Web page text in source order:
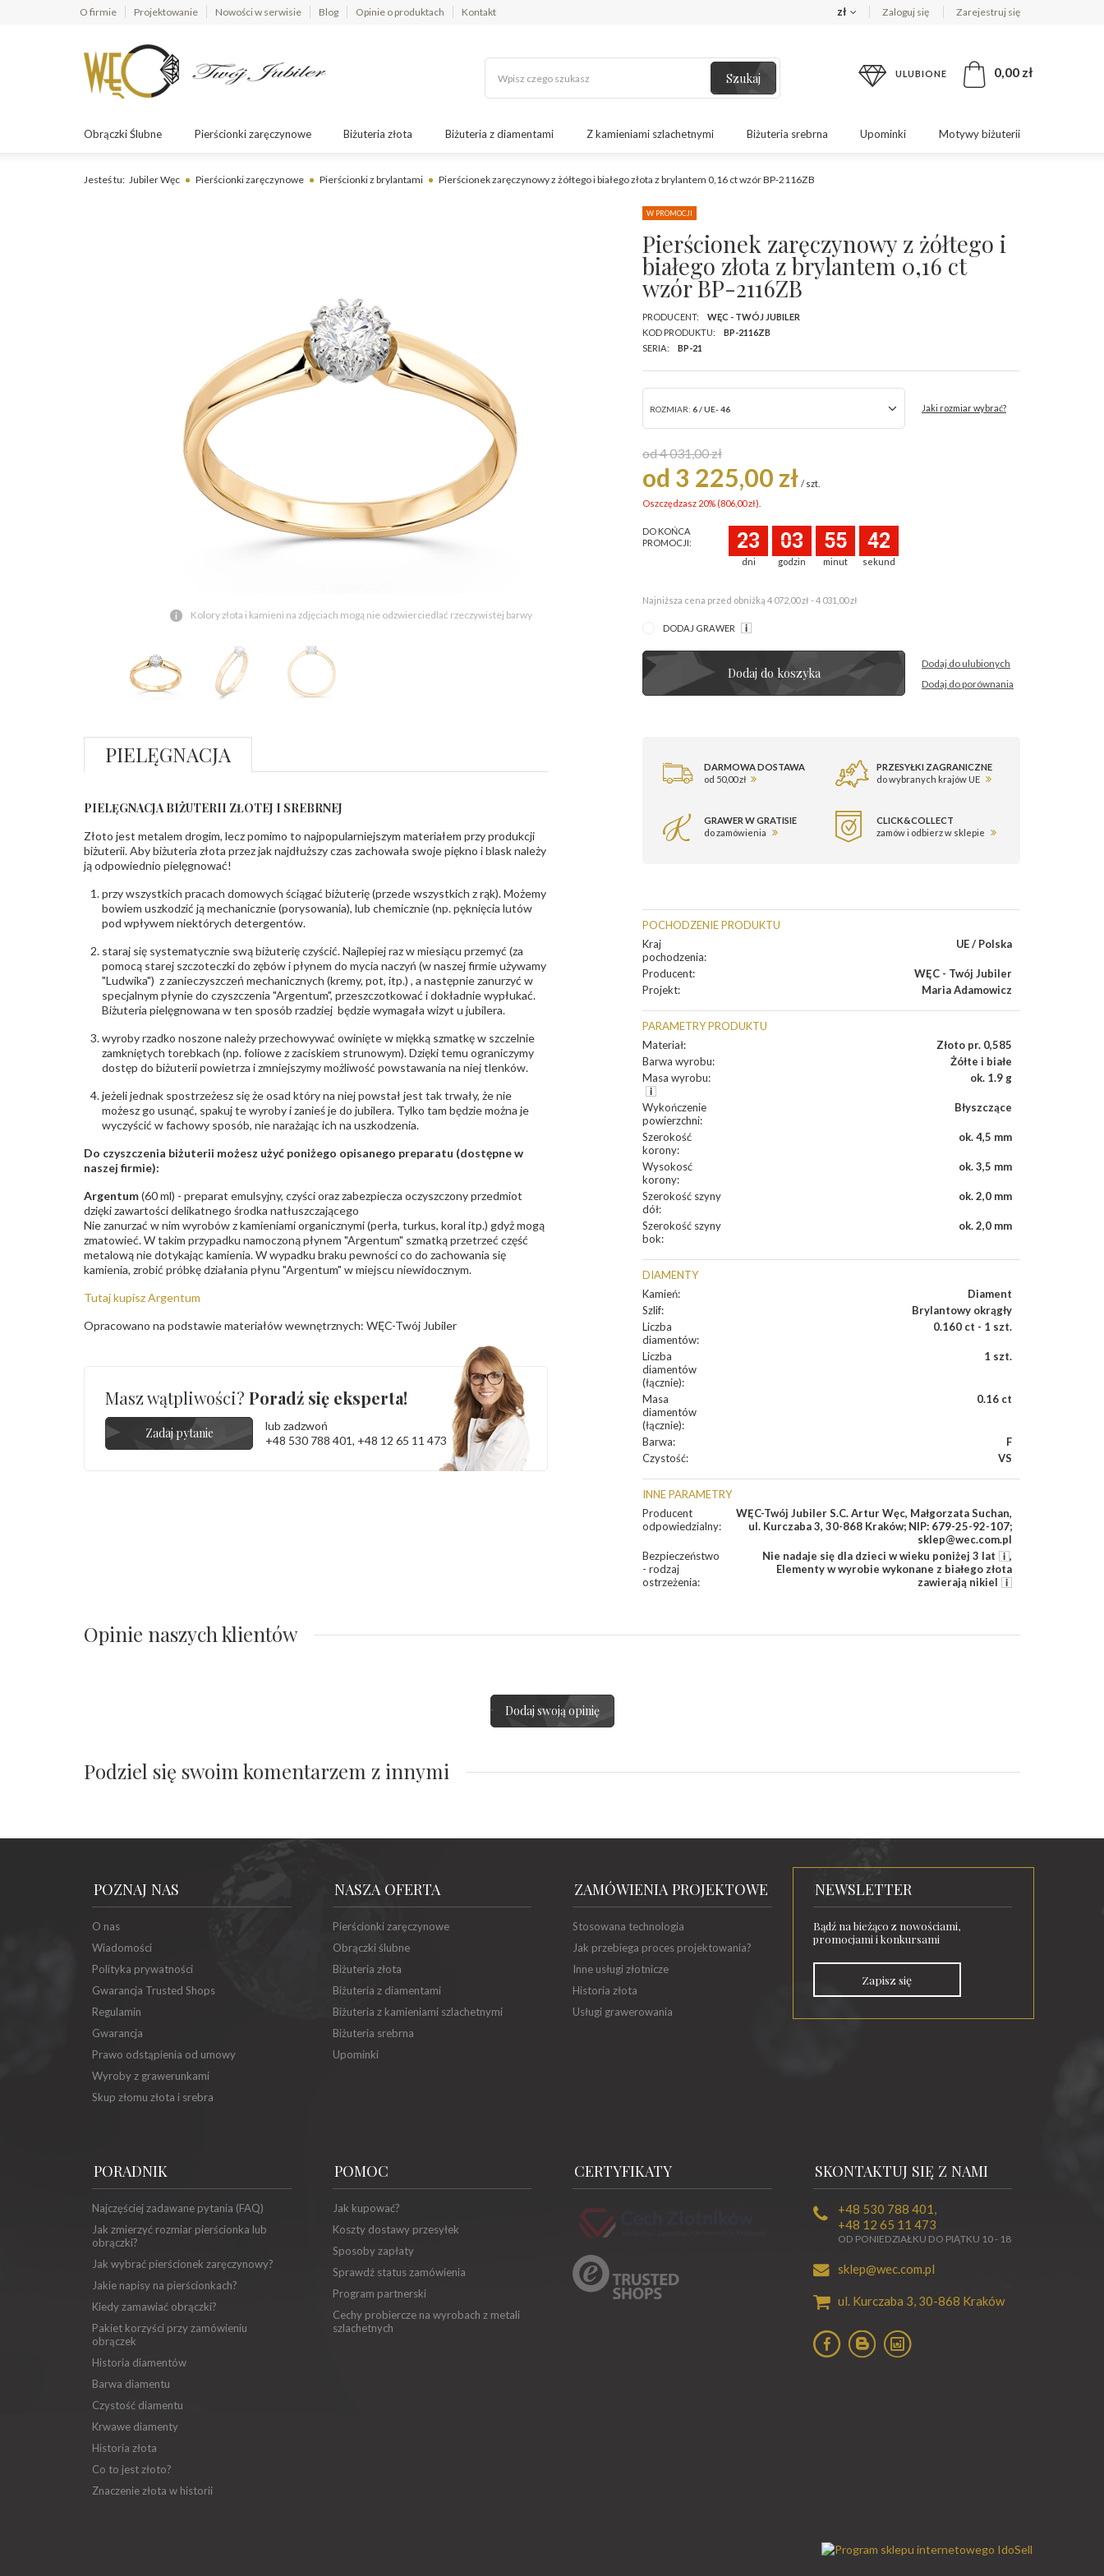
O firmie Projektowanie Nowości w serwisie Blog Opinie o produktach Kontakt zł Zaloguj się Zarejestruj się
Szukaj ULUBIONE 0,00 zł
Obrączki Ślubne Pierścionki zaręczynowe Biżuteria złota Biżuteria z diamentami Z kamieniami szlachetnymi Biżuteria srebrna Upominki Motywy biżuterii
Jesteś tu: Jubiler Węc Pierścionki zaręczynowe Pierścionki z brylantami Pierścionek zaręczynowy z żółtego i białego złota z brylantem 0,16 ct wzór BP-2116ZB
Kolory złota i kamieni na zdjęciach mogą nie odzwierciedlać rzeczywistej barwy
W PROMOCJI
Pierścionek zaręczynowy z żółtego i
białego złota z brylantem 0,16 ct
wzór BP-2116ZB
PRODUCENT:
WĘC - TWÓJ JUBILER
KOD PRODUKTU:
BP-2116ZB
SERIA:
BP-21
ROZMIAR: 6 / UE- 46 Jaki rozmiar wybrać?
od 4 031,00 zł
od 3 225,00 zł / szt.
Oszczędzasz 20% (806,00 zł).
DO KOŃCA
PROMOCJI:
dni
23
godzin
03
minut
55
sekund
42
Najniższa cena przed obniżką 4 072,00 zł - 4 031,00 zł
DODAJ GRAWER
Dodaj do koszyka
Dodaj do ulubionych
Dodaj do porównania
DARMOWA DOSTAWA
od 50,00 zł
PRZESYŁKI ZAGRANICZNE
do wybranych krajów UE
GRAWER W GRATISIE
do zamówienia
CLICK&COLLECT
zamów i odbierz w sklepie
POCHODZENIE PRODUKTU
Kraj
pochodzenia:
UE / Polska
Producent:
WĘC - Twój Jubiler
Projekt: Maria Adamowicz
PARAMETRY PRODUKTU
Materiał:
Złoto pr. 0,585
Barwa wyrobu:
Żółte i białe
Masa wyrobu: ok. 1.9 g
Wykończenie
powierzchni:
Błyszczące
Szerokość
korony:
ok. 4,5 mm
Wysokosć
korony:
ok. 3,5 mm
Szerokość szyny
dół:
ok. 2,0 mm
Szerokość szyny
bok:
ok. 2,0 mm
DIAMENTY
Kamień:
Diament
Szlif:
Brylantowy okrągły
Liczba
diamentów:
0.160 ct - 1 szt.
Liczba
diamentów
(łącznie):
1 szt.
Masa
diamentów
(łącznie):
0.16 ct
Barwa:
F
Czystość: VS
INNE PARAMETRY
Producent
odpowiedzialny:
WĘC-Twój Jubiler S.C. Artur Węc, Małgorzata Suchan,
ul. Kurczaba 3, 30-868 Kraków; NIP: 679-25-92-107;
sklep@wec.com.pl
Bezpieczeństwo
- rodzaj
ostrzeżenia:
Nie nadaje się dla dzieci w wieku poniżej 3 lat
,
Elementy w wyrobie wykonane z białego złota
zawierają nikiel
PIELĘGNACJA
PIELĘGNACJA BIŻUTERII ZŁOTEJ I SREBRNEJ
Złoto jest metalem drogim, lecz pomimo to najpopularniejszym materiałem przy produkcji
biżuterii. Aby biżuteria złota przez jak najdłuższy czas zachowała swoje piękno i blask należy
ją odpowiednio pielęgnować!
przy wszystkich pracach domowych ściągać biżuterię (przede wszystkich z rąk). Możemy
bowiem uszkodzić ją mechanicznie (porysowania), lub chemicznie (np. pęknięcia lutów
pod wpływem niektórych detergentów.
staraj się systematycznie swą biżuterię czyścić. Najlepiej raz w miesiącu przemyć (za
pomocą starej szczoteczki do zębów i płynem do mycia naczyń (w naszej firmie używamy
"Ludwika") z zanieczyszczeń mechanicznych (kremy, pot, itp.) , a następnie zanurzyć w
specjalnym płynie do czyszczenia "Argentum", przeszczotkować i dokładnie wypłukać.
Biżuteria pielęgnowana w ten sposób rzadziej będzie wymagała wizyt u jubilera.
wyroby rzadko noszone należy przechowywać owinięte w miękką szmatkę w szczelnie
zamkniętych torebkach (np. foliowe z zaciskiem strunowym). Dzięki temu ograniczymy
dostęp do biżuterii powietrza i zmniejszymy możliwość powstawania na niej tlenków.
jeżeli jednak spostrzeżesz się że osad który na niej powstał jest tak trwały, że nie
możesz go usunąć, spakuj te wyroby i zanieś je do jubilera. Tylko tam będzie można je
wyczyścić w fachowy sposób, nie narażając ich na uszkodzenia.
Do czyszczenia biżuterii możesz użyć poniżego opisanego preparatu (dostępne w
naszej firmie):
Argentum(60 ml) - preparat emulsyjny, czyści oraz zabezpiecza oczyszczony przedmiot
dzięki zawartości delikatnego środka natłuszczającego
Nie zanurzać w nim wyrobów z kamieniami organicznymi (perła, turkus, koral itp.) gdyż mogą
zmatowieć. W takim przypadku namoczoną płynem "Argentum" szmatką przetrzeć część
metalową nie dotykając kamienia. W wypadku braku pewności co do zachowania się
kamienia, zrobić próbkę działania płynu "Argentum" w miejscu niewidocznym.
Tutaj kupisz Argentum
Opracowano na podstawie materiałów wewnętrznych: WĘC-Twój Jubiler
Masz wątpliwości? Poradź się eksperta!
Zadaj pytanie
lub zadzwoń
+48 530 788 401, +48 12 65 11 473
Opinie naszych klientów
Dodaj swoją opinię
Podziel się swoim komentarzem z innymi
POZNAJ NAS
O nas
Wiadomości
Polityka prywatności
Gwarancja Trusted Shops
Regulamin
Gwarancja
Prawo odstąpienia od umowy
Wyroby z grawerunkami
Skup złomu złota i srebra
NASZA OFERTA
Pierścionki zaręczynowe
Obrączki ślubne
Biżuteria złota
Biżuteria z diamentami
Biżuteria z kamieniami szlachetnymi
Biżuteria srebrna
Upominki
ZAMÓWIENIA PROJEKTOWE
Stosowana technologia
Jak przebiega proces projektowania?
Inne usługi złotnicze
Historia złota
Usługi grawerowania
NEWSLETTER
Bądź na bieżąco z nowościami,
promocjami i konkursami
Zapisz się
PORADNIK
Najczęściej zadawane pytania (FAQ)
Jak zmierzyć rozmiar pierścionka lub
obrączki?
Jak wybrać pierścionek zaręczynowy?
Jakie napisy na pierścionkach?
Kiedy zamawiać obrączki?
Pakiet korzyści przy zamówieniu
obrączek
Historia diamentów
Barwa diamentu
Czystość diamentu
Krwawe diamenty
Historia złota
Co to jest złoto?
Znaczenie złota w historii
POMOC
Jak kupować?
Koszty dostawy przesyłek
Sposoby zapłaty
Sprawdź status zamówienia
Program partnerski
Cechy probiercze na wyrobach z metali
szlachetnych
CERTYFIKATY SKONTAKTUJ SIĘ Z NAMI
+48 530 788 401 ,
+48 12 65 11 473
OD PONIEDZIAŁKU DO PIĄTKU 10 - 18
sklep@wec.com.pl
ul. Kurczaba 3, 30-868 Kraków